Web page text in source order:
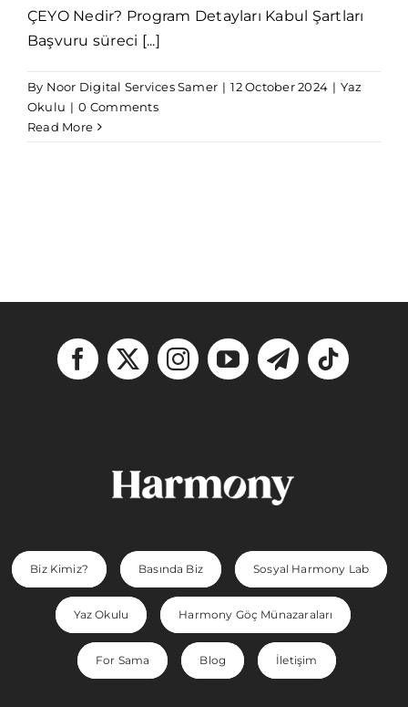
ÇEYO Nedir? Program Detayları Kabul Şartları
Başvuru süreci [...]
By Noor Digital Services Samer | 12 October 2024 | Yaz
Okulu | 0 Comments
Read More
Biz Kimiz? Basında Biz Sosyal Harmony Lab
Yaz Okulu Harmony Göç Münazaraları
For Sama Blog İletişim